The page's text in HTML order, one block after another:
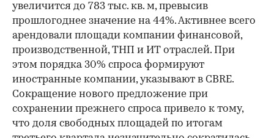
увеличится до 783 тыс. кв. м, превысив
прошлогоднее значение на 44%. Активнее всего
арендовали площади компании финансовой,
производственной, ТНП и ИТ отраслей. При
этом порядка 30% спроса формируют
иностранные компании, указывают в CBRE.
Сокращение нового предложение при
сохранении прежнего спроса привело к тому,
что доля свободных площадей по итогам